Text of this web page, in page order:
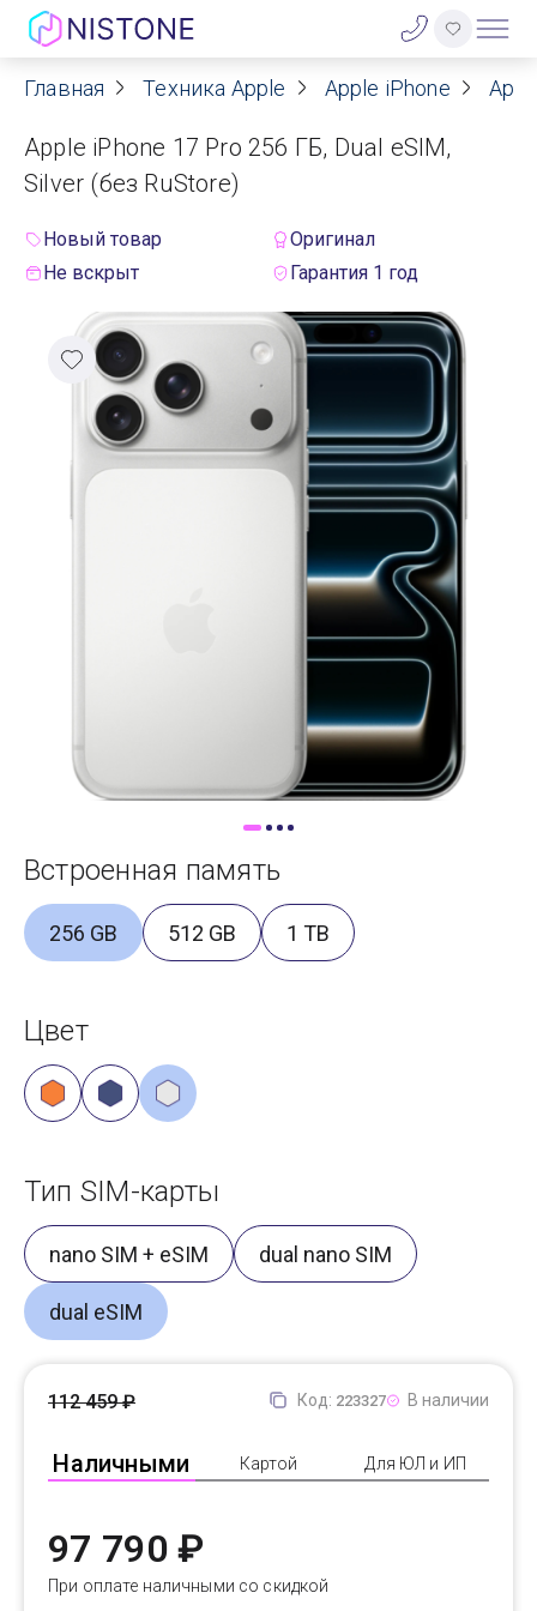
Акции
О нас
Договор оферты
Реквизиты
Контакты
Гарантия
Главная Техника Apple Apple iPhone
Apple iPhone 17 Pro 256 ГБ, Dual eSIM,
Silver (без RuStore)
Новый товар
Оригинал
Не вскрыт
Гарантия 1 год
Встроенная память
256 GB 512 GB 1 TB
Цвет
Тип SIM-карты
nano SIM + eSIM dual nano SIM
dual eSIM
Код: 223327 В наличии
Наличными Картой Для ЮЛ и ИП
112 459 ₽
97 790 ₽
При оплате наличными со скидкой